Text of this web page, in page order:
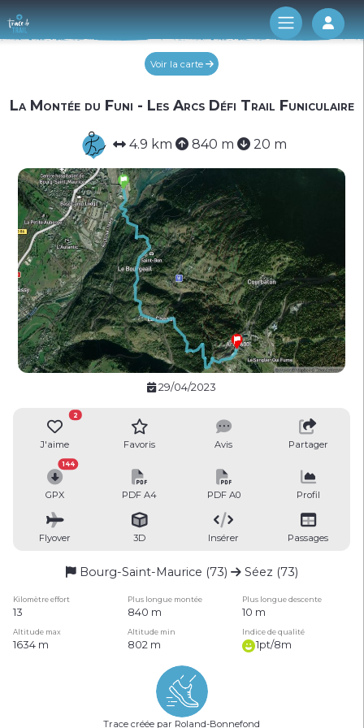
Log
Voir la carte
La Montée du Funi - Les Arcs Défi Trail Funiculaire
4.9 km 840 m 20 m
29/04/2023
J'aime
2
Favoris Avis Partager
GPX
144
PDF A4 PDF A0 Profil
Flyover 3D Insérer Passages
Bourg-Saint-Maurice (73) Séez (73)
Kilomètre effort Plus longue montée Plus longue descente
13 840 m 10 m
Altitude max Altitude min Indice de qualité
1634 m 802 m 1pt/8m
Trace créée par Roland-Bonnefond